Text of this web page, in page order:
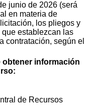
junio de 2026 (será
en materia de
los pliegos y
que establezcan las
contratación, según el
obtener información
de Recursos